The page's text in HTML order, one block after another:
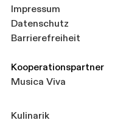
Impressum
Datenschutz
Barrierefreiheit
Kooperationspartner
Musica Viva
Kulinarik